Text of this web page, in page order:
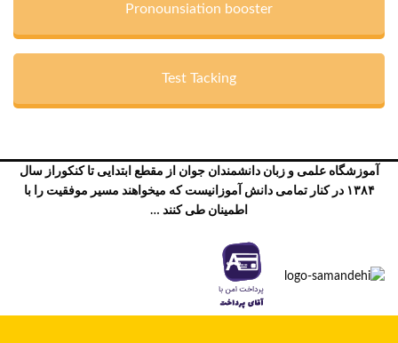
Pronounsiation booster
Test Tacking
آموزشگاه علمی و زبان دانشمندان جوان از مقطع ابتدایی تا کنکوراز سال
۱۳۸۴ در کنار تمامی دانش آموزانیست که میخواهند مسیر موفقیت را با
اطمینان طی کنند …